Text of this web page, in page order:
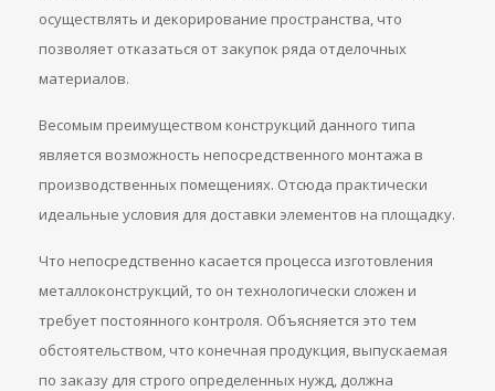
осуществлять и декорирование пространства, что
позволяет отказаться от закупок ряда отделочных
материалов.
Весомым преимуществом конструкций данного типа
является возможность непосредственного монтажа в
производственных помещениях. Отсюда практически
идеальные условия для доставки элементов на площадку.
Что непосредственно касается процесса изготовления
металлоконструкций, то он технологически сложен и
требует постоянного контроля. Объясняется это тем
обстоятельством, что конечная продукция, выпускаемая
по заказу для строго определенных нужд, должна